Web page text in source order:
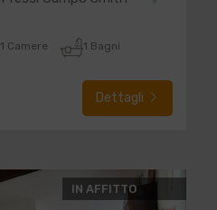
1 Camere 1 Bagni
Dettagli
IN AFFITTO